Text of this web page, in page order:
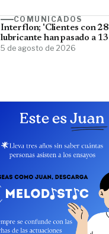
COMUNICADOS
Interflon; 'Clientes con
lubricante han pasado a
5 de agosto de 2026